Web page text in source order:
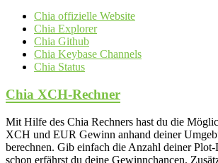
Chia offizielle Website
Chia Explorer
Chia Github
Chia Keybase Channels
Chia Status
Chia XCH-Rechner
Mit Hilfe des Chia Rechners hast du die
XCH und EUR Gewinn anhand deiner
berechnen. Gib einfach die Anzahl deiner Plot-
schon erfährst du deine Gewinnchancen.